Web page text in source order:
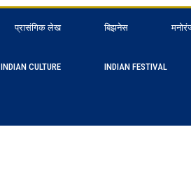
प्रासंगिक लेख बिझनेस
INDIAN CULTURE INDIAN FESTIVAL